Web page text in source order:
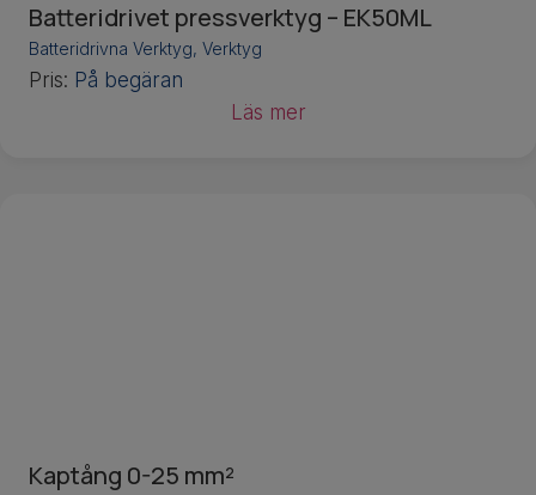
Batteridrivet pressverktyg – EK50ML
Batteridrivna Verktyg, Verktyg
Pris: På begäran
Läs mer
Kaptång 0-25 mm²